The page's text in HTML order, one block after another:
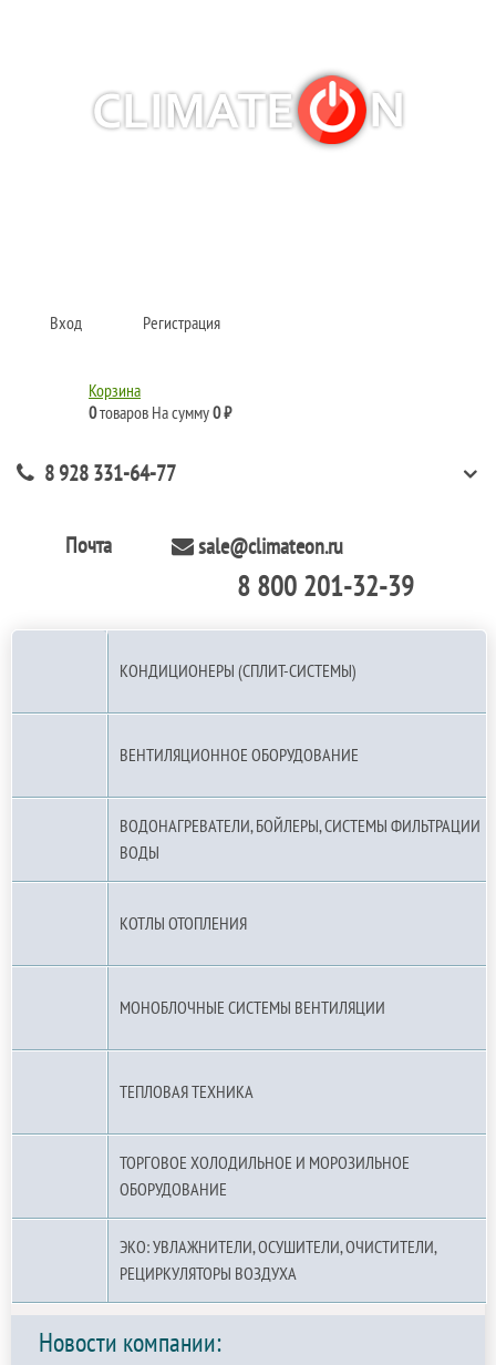
Вход Регистрация
Корзина
0товаров На сумму0 ₽
8 928 331-64-77
Почта sale@climateon.ru
8 800 201-32-39
КОНДИЦИОНЕРЫ (СПЛИТ-СИСТЕМЫ)
ВЕНТИЛЯЦИОННОЕ ОБОРУДОВАНИЕ
ВОДОНАГРЕВАТЕЛИ, БОЙЛЕРЫ, СИСТЕМЫ ФИЛЬТРАЦИИ
ВОДЫ
КОТЛЫ ОТОПЛЕНИЯ
МОНОБЛОЧНЫЕ СИСТЕМЫ ВЕНТИЛЯЦИИ
ТЕПЛОВАЯ ТЕХНИКА
ТОРГОВОЕ ХОЛОДИЛЬНОЕ И МОРОЗИЛЬНОЕ
ОБОРУДОВАНИЕ
ЭКО: УВЛАЖНИТЕЛИ, ОСУШИТЕЛИ, ОЧИСТИТЕЛИ,
РЕЦИРКУЛЯТОРЫ ВОЗДУХА
Новости компании: